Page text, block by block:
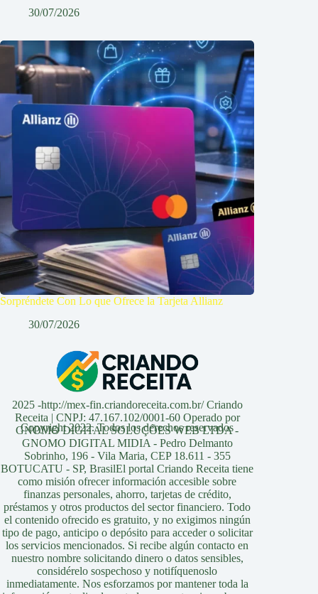
30/07/2026
Sorpréndete Con Lo que Ofrece la Tarjeta Allianz
30/07/2026
Copyright 2022. Todos los derechos reservados
2025 -http://mex-fin.criandoreceita.com.br/ Criando
Receita | CNPJ: 47.167.102/0001-60 Operado por
GNOMO DIGITAL SOLUÇÕES WEB LTDA -
GNOMO DIGITAL MIDIA - Pedro Delmanto
Sobrinho, 196 - Vila Maria, CEP 18.611 - 355
BOTUCATU - SP, BrasilEl portal Criando Receita tiene
como misión ofrecer información accesible sobre
finanzas personales, ahorro, tarjetas de crédito,
préstamos y otros productos del sector financiero. Todo
el contenido ofrecido es gratuito, y no exigimos ningún
tipo de pago, anticipo o depósito para acceder o solicitar
los servicios mencionados. Si recibe algún contacto en
nuestro nombre solicitando dinero o datos sensibles,
considérelo sospechoso y notifíquenoslo
inmediatamente. Nos esforzamos por mantener toda la